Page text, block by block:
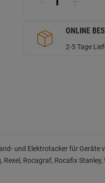
ONLINE
2-5 Tage
und Elektrotacker für Geräte
Rocagraf, Rocafix